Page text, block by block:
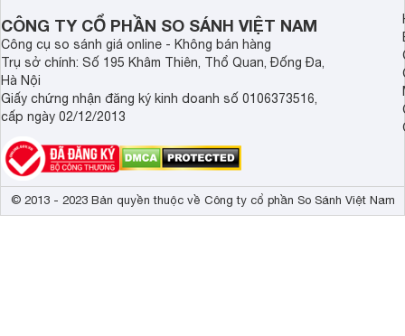
CÔNG TY CỔ PHẦN SO SÁNH VIỆT NAM
Công cụ so sánh giá online - Không bán hàng
Trụ sở chính: Số 195 Khâm Thiên, Thổ Quan, Đống Đa,
Hà Nội
Giấy chứng nhận đăng ký kinh doanh số 0106373516,
cấp ngày 02/12/2013
© 2013 - 2023 Bản quyền thuộc về Công ty cổ phần So Sánh Việt Nam